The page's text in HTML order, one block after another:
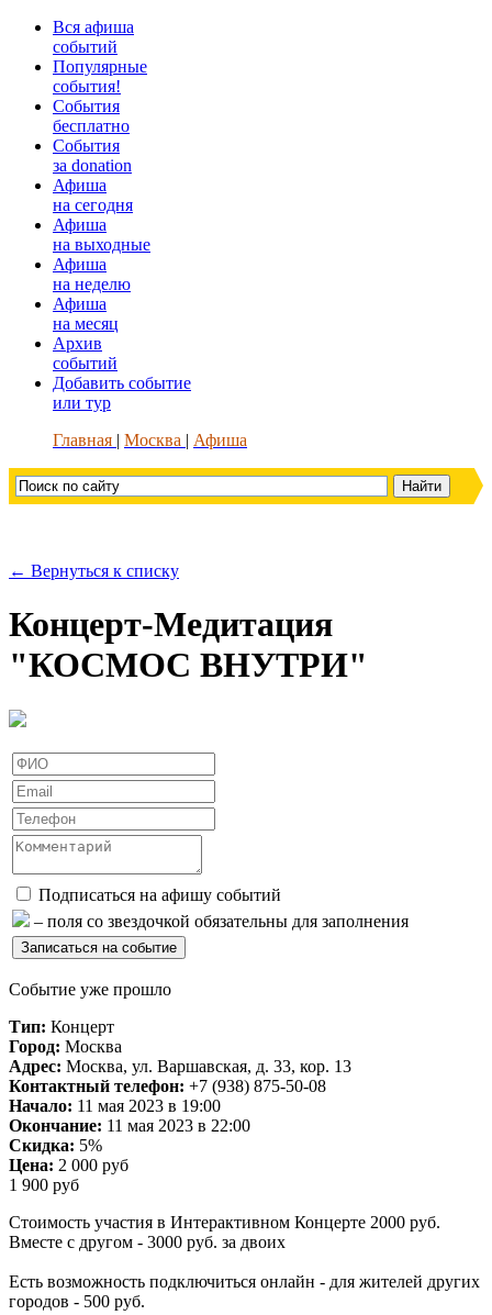
Вся афиша
событий
Популярные
события!
События
бесплатно
События
за donation
Афиша
на сегодня
Афиша
на выходные
Афиша
на неделю
Афиша
на месяц
Архив
событий
Добавить событие
или тур
Главная
Москва Афиша
← Вернуться к списку
Концерт-Медитация
"КОСМОС ВНУТРИ"
Подписаться на афишу событий
– поля со звездочкой обязательны для заполнения
Событие уже прошло
Тип: Концерт
Город: Москва
Адрес: Москва, ул. Варшавская, д. 33, кор. 13
Контактный телефон: +7 (938) 875-50-08
Начало: 11 мая 2023 в 19:00
Окончание: 11 мая 2023 в 22:00
Скидка: 5%
Цена: 2 000 руб
1 900 руб
Стоимость участия в Интерактивном Концерте 2000 руб.
Вместе с другом - 3000 руб. за двоих
Есть возможность подключиться онлайн - для жителей других
городов - 500 руб.